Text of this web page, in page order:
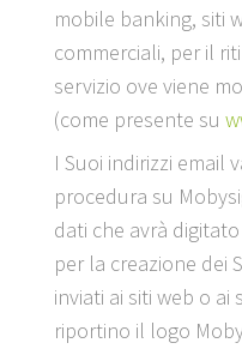
mobile banking, siti
commerciali, per il
servizio ove viene
(come presente su
I Suoi indirizzi email
procedura su
dati che avrà
per la creazione dei
inviati ai siti web o ai
riportino il logo